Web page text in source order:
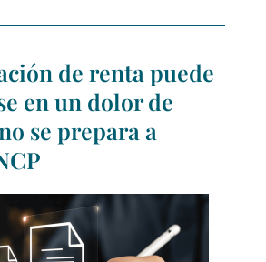
de renta puede
en un dolor de
se prepara a